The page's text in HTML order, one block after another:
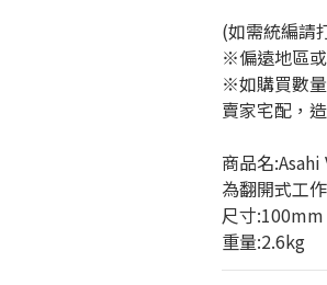
(如需統編請
※偏遠地區
※如購買數
賣家宅配，
商品名
為翻開式工
尺寸
重量:2.6kg